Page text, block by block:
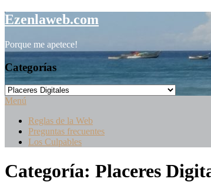
Saltar
al
Ezenlaweb.com
Porque me apetece!
Categorías
Categorías
Menú
Reglas de la Web
Preguntas frecuentes
Los Culpables
Categoría: Placeres